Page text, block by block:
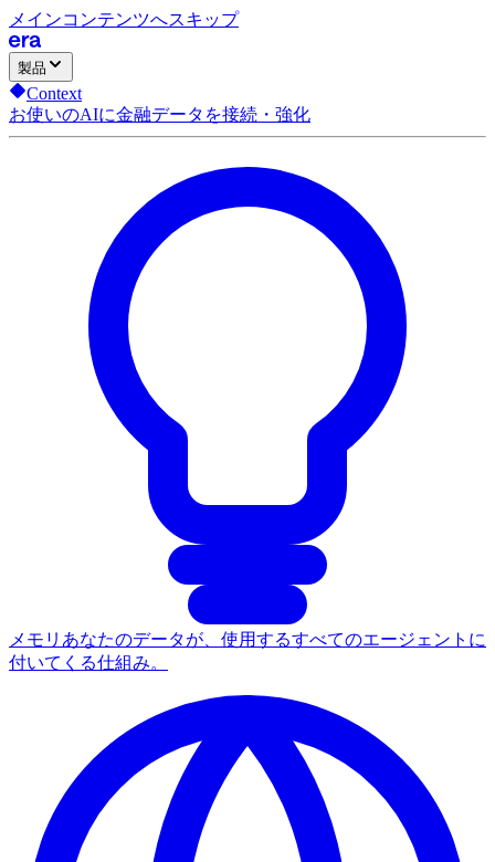
メインコンテンツへスキップ
製品
Context
お使いのAIに金融データを接続・強化
メモリ あなたのデータが、使用するすべてのエージェントに
付いてくる仕組み。